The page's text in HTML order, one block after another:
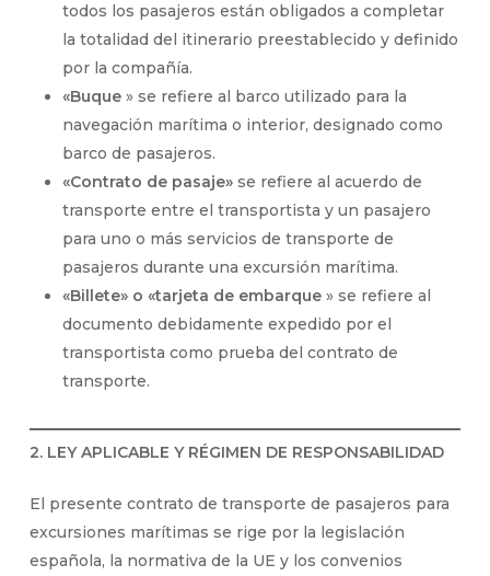
todos los pasajeros están obligados a completar
la totalidad del itinerario preestablecido y definido
por la compañía.
«Buque» se refiere al barco utilizado para la
navegación marítima o interior, designado como
barco de pasajeros.
«Contrato de pasaje»se refiere al acuerdo de
transporte entre el transportista y un pasajero
para uno o más servicios de transporte de
pasajeros durante una excursión marítima.
«Billete» o «tarjeta de embarque» se refiere al
documento debidamente expedido por el
transportista como prueba del contrato de
transporte.
2. LEY APLICABLE Y RÉGIMEN DE RESPONSABILIDAD
El presente contrato de transporte de pasajeros para
excursiones marítimas se rige por la legislación
española, la normativa de la UE y los convenios